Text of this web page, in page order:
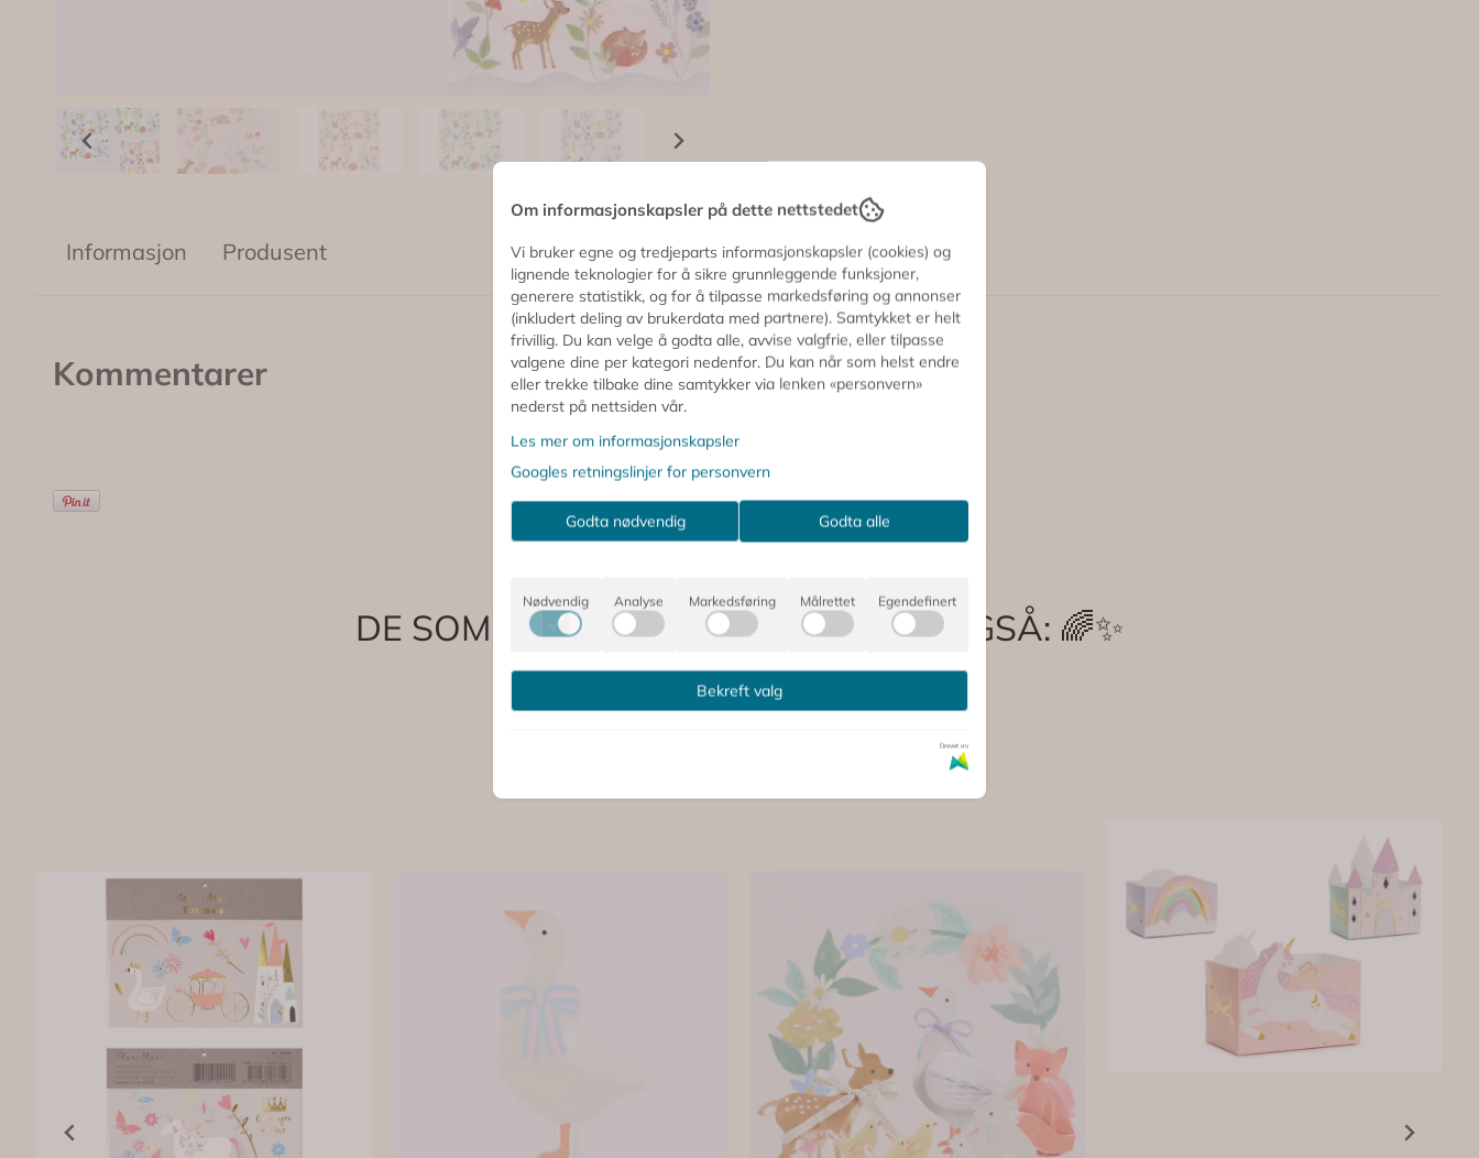
Informasjon Produsent
Kommentarer
DE SOM SÅ PÅ DETTE, OPPDAGET OGSÅ: 🌈✨
Om informasjonskapsler på dette nettstedet
Vi bruker egne og tredjeparts informasjonskapsler (cookies) og
lignende teknologier for å sikre grunnleggende funksjoner,
generere statistikk, og for å tilpasse markedsføring og annonser
(inkludert deling av brukerdata med partnere). Samtykket er helt
frivillig. Du kan velge å godta alle, avvise valgfrie, eller tilpasse
valgene dine per kategori nedenfor. Du kan når som helst endre
eller trekke tilbake dine samtykker via lenken «personvern»
nederst på nettsiden vår.
Les mer om informasjonskapsler
Googles retningslinjer for personvern
Godta nødvendig Godta alle
Nødvendig Analyse Markedsføring Målrettet Egendefinert
Bekreft valg
Drevet av